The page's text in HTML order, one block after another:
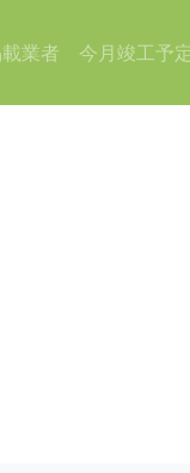
業者 今月竣工予